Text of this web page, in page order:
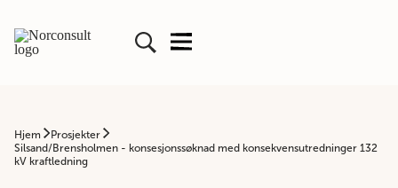
Hjem
Prosjekter
Silsand/Brensholmen - konsesjonssøknad med konsekvensutredninger 132
kV kraftledning